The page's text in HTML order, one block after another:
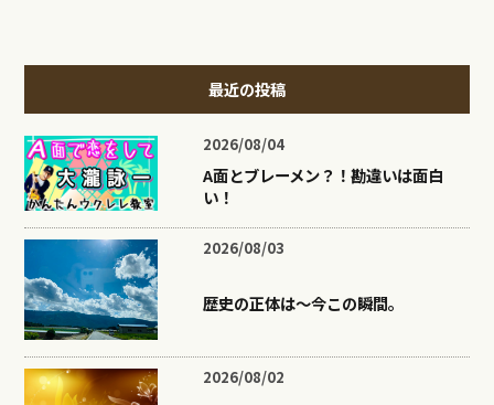
最近の投稿
2026/08/04
A面とブレーメン？！勘違いは面白
い！
2026/08/03
歴史の正体は〜今この瞬間。
2026/08/02